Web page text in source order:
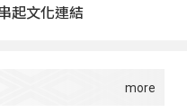
起文化連結